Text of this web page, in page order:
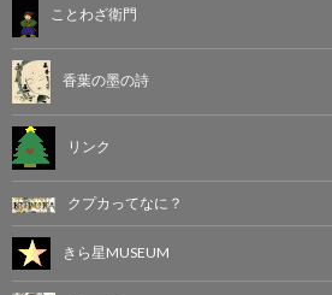
ことわざ衛門
香葉の墨の詩
リンク
クプカってなに？
きら星MUSEUM